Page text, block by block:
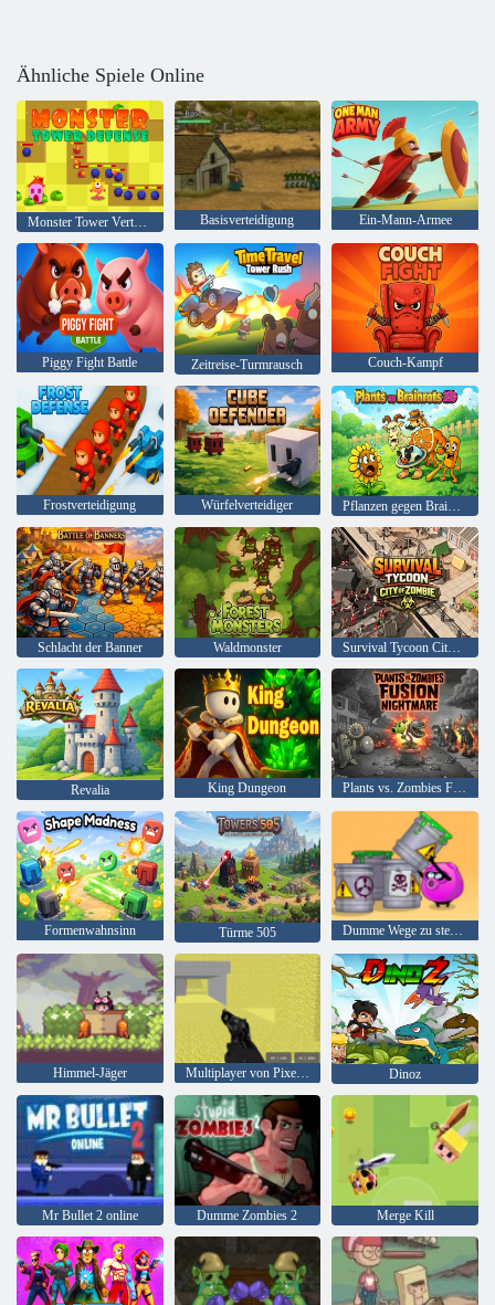
Ähnliche Spiele Online
Monster Tower Verteidigung Basisverteidigung Ein-Mann-Armee
Piggy Fight Battle Zeitreise-Turmrausch Couch-Kampf
Frostverteidigung Würfelverteidiger Pflanzen gegen Brainrots 2D
Schlacht der Banner Waldmonster Survival Tycoon City of Zombie
Revalia King Dungeon Plants vs. Zombies Fusion Nightmare
Formenwahnsinn Türme 505 Dumme Wege zu sterben 2
Himmel-Jäger Multiplayer von Pixel Combat Dinoz
Mr Bullet 2 online Dumme Zombies 2 Merge Kill